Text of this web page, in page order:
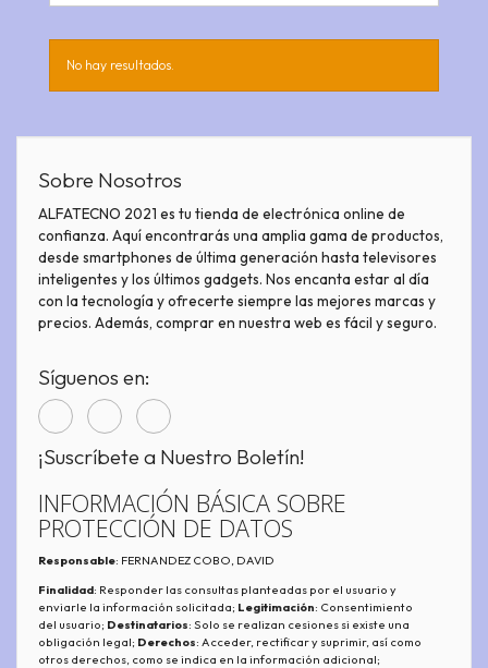
No hay resultados.
Sobre Nosotros
ALFATECNO 2021 es tu tienda de electrónica online de
confianza. Aquí encontrarás una amplia gama de productos,
desde smartphones de última generación hasta televisores
inteligentes y los últimos gadgets. Nos encanta estar al día
con la tecnología y ofrecerte siempre las mejores marcas y
precios. Además, comprar en nuestra web es fácil y seguro.
Síguenos en:
¡Suscríbete a Nuestro Boletín!
INFORMACIÓN BÁSICA SOBRE
PROTECCIÓN DE DATOS
Responsable: FERNANDEZ COBO, DAVID
Finalidad: Responder las consultas planteadas por el usuario y
enviarle la información solicitada; Legitimación: Consentimiento
del usuario; Destinatarios: Solo se realizan cesiones si existe una
obligación legal; Derechos: Acceder, rectificar y suprimir, así como
otros derechos, como se indica en la información adicional;